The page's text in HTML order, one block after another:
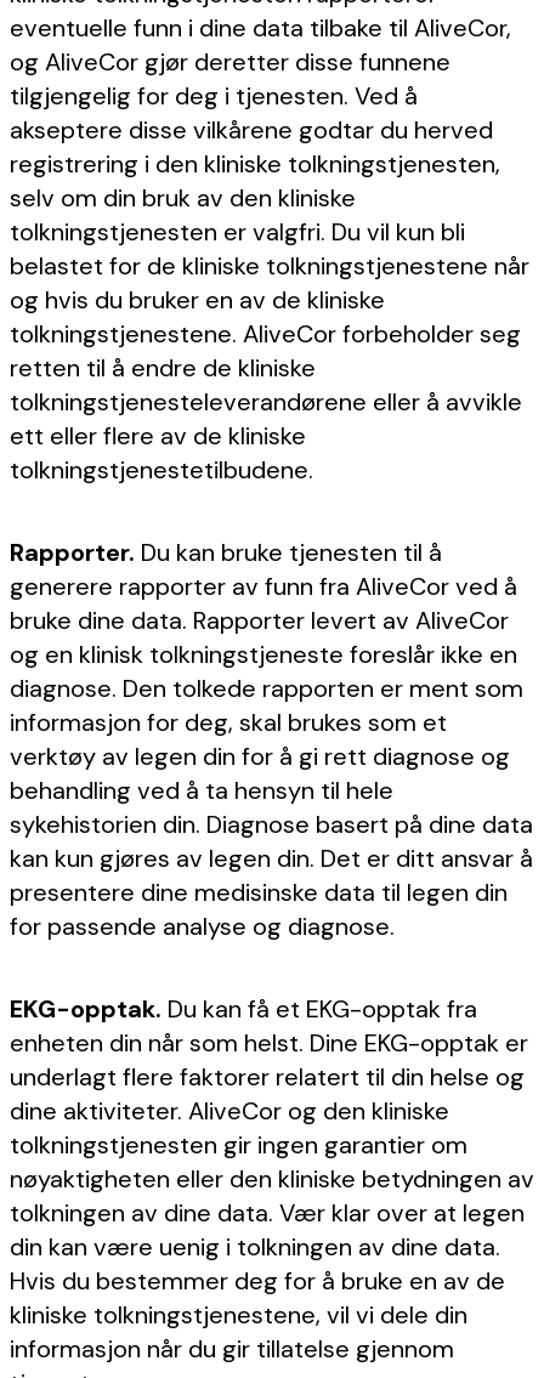
eventuelle funn i dine data tilbake til AliveCor,
og AliveCor gjør deretter disse funnene
tilgjengelig for deg i tjenesten. Ved å
akseptere disse vilkårene godtar du herved
registrering i den kliniske tolkningstjenesten,
selv om din bruk av den kliniske
tolkningstjenesten er valgfri. Du vil kun bli
belastet for de kliniske tolkningstjenestene når
og hvis du bruker en av de kliniske
tolkningstjenestene. AliveCor forbeholder seg
retten til å endre de kliniske
tolkningstjenesteleverandørene eller å avvikle
ett eller flere av de kliniske
tolkningstjenestetilbudene.
Rapporter. Du kan bruke tjenesten til å
generere rapporter av funn fra AliveCor ved å
bruke dine data. Rapporter levert av AliveCor
og en klinisk tolkningstjeneste foreslår ikke en
diagnose. Den tolkede rapporten er ment som
informasjon for deg, skal brukes som et
verktøy av legen din for å gi rett diagnose og
behandling ved å ta hensyn til hele
sykehistorien din. Diagnose basert på dine data
kan kun gjøres av legen din. Det er ditt ansvar å
presentere dine medisinske data til legen din
for passende analyse og diagnose.
EKG-opptak. Du kan få et EKG-opptak fra
enheten din når som helst. Dine EKG-opptak er
underlagt flere faktorer relatert til din helse og
dine aktiviteter. AliveCor og den kliniske
tolkningstjenesten gir ingen garantier om
nøyaktigheten eller den kliniske betydningen av
tolkningen av dine data. Vær klar over at legen
din kan være uenig i tolkningen av dine data.
Hvis du bestemmer deg for å bruke en av de
kliniske tolkningstjenestene, vil vi dele din
informasjon når du gir tillatelse gjennom